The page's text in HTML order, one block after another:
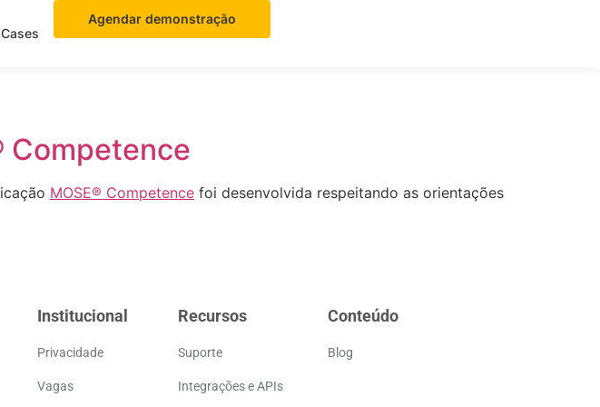
Cases
Agendar demonstração
Competence
MOSE® Competence foi desenvolvida respeitando as orientações
Institucional
Privacidade
Vagas
Recursos
Suporte
Integrações e APIs
Conteúdo
Blog